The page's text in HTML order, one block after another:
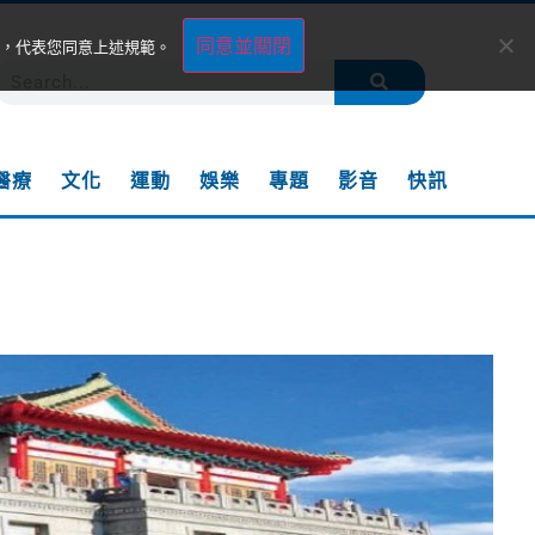
療 文化 運動 娛樂 專題 影音 快訊
代表您同意上述規範。 同意並關閉